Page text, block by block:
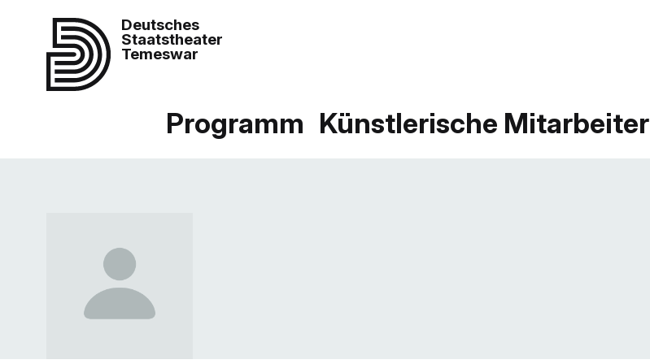
Deutsches
Staatstheater
Temeswar
Programm Künstlerische Mitarbeiter